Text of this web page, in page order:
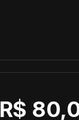
R$